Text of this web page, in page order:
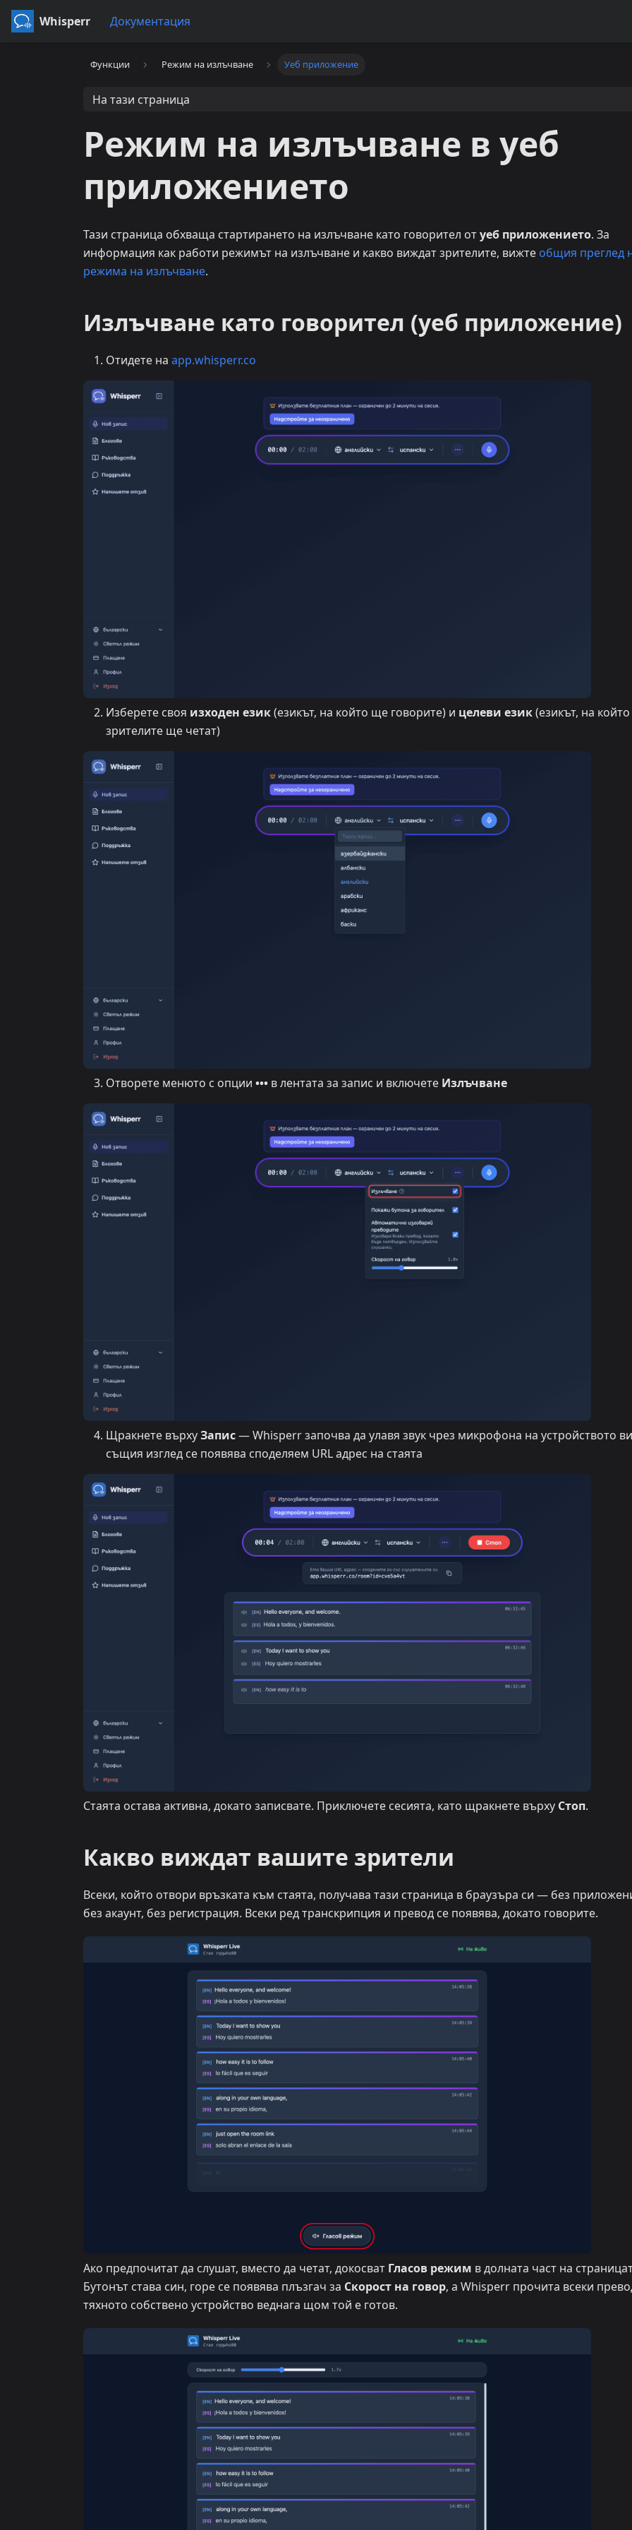
Whisperr Документация
Функции Режим на излъчване Уеб приложение
На тази страница
Режим на излъчване в уеб
приложението
Тази страница обхваща стартирането на излъчване като говорител отуеб приложението. За
информация как работи режимът на излъчване и какво виждат зрителите, вижте общия преглед
режима на излъчване.
Излъчване като говорител (уеб приложение)
Отидете на app.whisperr.co
Изберете своя изходен език(езикът, на който ще говорите) и целеви език(езикът, на който
зрителите ще четат)
Отворете менюто с опции ••• в лентата за запис и включете Излъчване
Щракнете върхуЗапис— Whisperr започва да улавя звук чрез микрофона на устройството
същия изглед се появява споделяем URL адрес на стаята
Стаята остава активна, докато записвате. Приключете сесията, като щракнете върху Стоп.
Какво виждат вашите зрители
Всеки, който отвори връзката към стаята, получава тази страница в браузъра си — без
без акаунт, без регистрация. Всеки ред транскрипция и превод се появява, докато говорите.
Ако предпочитат да слушат, вместо да четат, докосват Гласов режим в долната част на
Бутонът става син, горе се появява плъзгач за Скорост на говор, а Whisperr прочита всеки
тяхното собствено устройство веднага щом той е готов.